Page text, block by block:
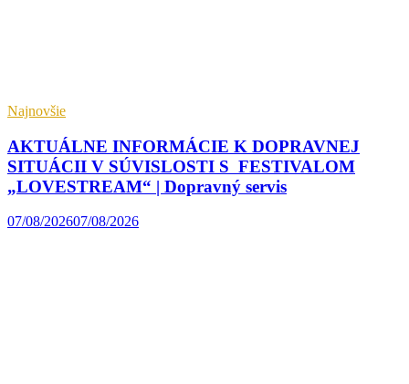
Najnovšie
AKTUÁLNE INFORMÁCIE K DOPRAVNEJ
SITUÁCII V SÚVISLOSTI S FESTIVALOM
„LOVESTREAM“ | Dopravný servis
07/08/202607/08/2026